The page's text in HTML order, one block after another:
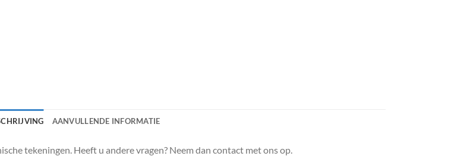
AANVULLENDE INFORMATIE
tekeningen. Heeft u andere vragen? Neem dan contact met ons op.